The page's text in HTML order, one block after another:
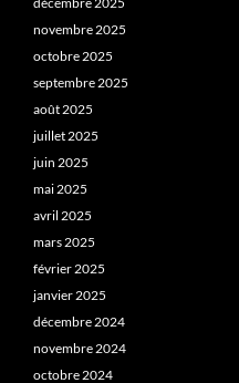
novembre 2025
octobre 2025
septembre 2025
août 2025
juillet 2025
juin 2025
mai 2025
avril 2025
mars 2025
février 2025
janvier 2025
décembre 2024
novembre 2024
octobre 2024